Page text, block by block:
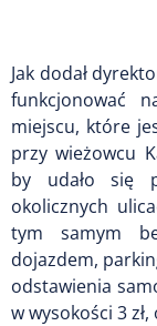
Jak dodał
funkcjonować
miejscu, które
przy wieżowcu
by udało się
okolicznych
tym samym
dojazdem,
odstawienia
w wysokości 3